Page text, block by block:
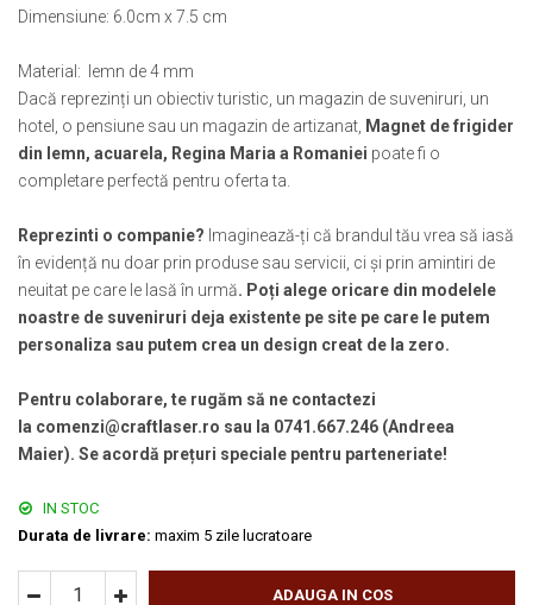
Muzeul National de Istorie a Romaniei
Orase si zone istorice
Brasov
Bucuresti
Cluj Napoca
Iasi
Maramures
Oradea
Sibiu
Timisoara
Curtea Domneasca, Targoviste
Palatul Alexandru Ioan Cuza,
Palatul Culturii Iasi
Suport pahare suvenir
Suport pahare suvenir din pluta
Tablou suvenir
Tablouri acuarela
Tablouri gravate
Colectia "Belle Epoque"
Colectia "Visit Romania"
Colectia medievala
Colectia Vintage
Dimensiune: 6.0cm x 7.5 cm
Material: lemn de 4 mm
Dacă reprezinți un obiectiv turistic, un magazin de suveniruri, un
hotel, o pensiune sau un magazin de artizanat, Magnet de frigider
din lemn, acuarela, Regina Maria a Romaniei poate fi o
completare perfectă pentru oferta ta.
Reprezinti o companie? Imaginează-ți că brandul tău vrea să iasă
în evidență nu doar prin produse sau servicii, ci și prin amintiri de
neuitat pe care le lasă în urmă. Poți alege oricare din modelele
noastre de suveniruri deja existente pe site pe care le putem
personaliza sau putem crea un design creat de la zero.
Pentru colaborare, te rugăm să ne contactezi
la comenzi@craftlaser.ro sau la 0741.667.246 (Andreea
Maier). Se acordă prețuri speciale pentru parteneriate!
IN STOC
Durata de livrare: maxim 5 zile lucratoare
ADAUGA IN COS